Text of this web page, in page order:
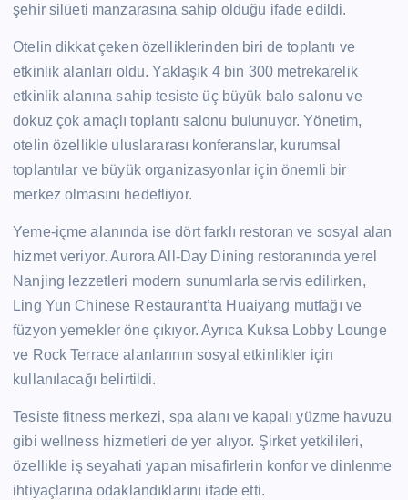
şehir silüeti manzarasına sahip olduğu ifade edildi.
Otelin dikkat çeken özelliklerinden biri de toplantı ve
etkinlik alanları oldu. Yaklaşık 4 bin 300 metrekarelik
etkinlik alanına sahip tesiste üç büyük balo salonu ve
dokuz çok amaçlı toplantı salonu bulunuyor. Yönetim,
otelin özellikle uluslararası konferanslar, kurumsal
toplantılar ve büyük organizasyonlar için önemli bir
merkez olmasını hedefliyor.
Yeme-içme alanında ise dört farklı restoran ve sosyal alan
hizmet veriyor. Aurora All-Day Dining restoranında yerel
Nanjing lezzetleri modern sunumlarla servis edilirken,
Ling Yun Chinese Restaurant’ta Huaiyang mutfağı ve
füzyon yemekler öne çıkıyor. Ayrıca Kuksa Lobby Lounge
ve Rock Terrace alanlarının sosyal etkinlikler için
kullanılacağı belirtildi.
Tesiste fitness merkezi, spa alanı ve kapalı yüzme havuzu
gibi wellness hizmetleri de yer alıyor. Şirket yetkilileri,
özellikle iş seyahati yapan misafirlerin konfor ve dinlenme
ihtiyaçlarına odaklandıklarını ifade etti.